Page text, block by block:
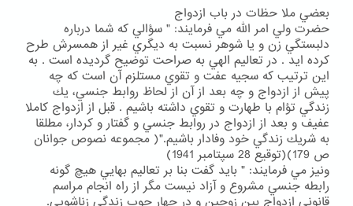
بعضي ملا حظات در باب ازدواج
حضرت ولي امر الله مي فرمايند: " سؤالي كه شما درباره
دلبستگي زن و يا شوهر نسبت به ديگري غير از همسرش طرح
كرده ايد . در تعاليم الهي به صراحت توضيح گرديده است . به
اين ترتيب كه سجيه عفت و تقوي مستلزم آن است كه چه
پيش از ازدواج و چه بعد از آن از لحاظ روابط جنسي، يك
زندگي تؤام با طهارت و تقوي داشته باشيم . قبل از ازدواج كاملا
عفيف و بعد از ازدواج در روابط جنسي و گفتار و كردار، مطلقا
به شريك زندگي خود وفادار باشيم."( مجموعه نصوص جوانان
ص 179)(توقيع 28 سپتامبر 1941)
ونيز مي فرمايند: " بايد گفت بنا بر تعاليم بهايي هيچ گونه
رابطه جنسي مشروع و آزاد نيست مگر از راه انجام مراسم
قانوني ازدواج بين زوجين و در چهار چوب زندگي زناشويي.